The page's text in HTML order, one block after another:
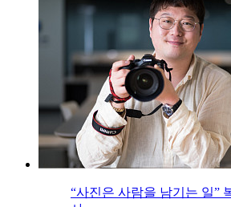
“사진은 사람을 남기는 일”